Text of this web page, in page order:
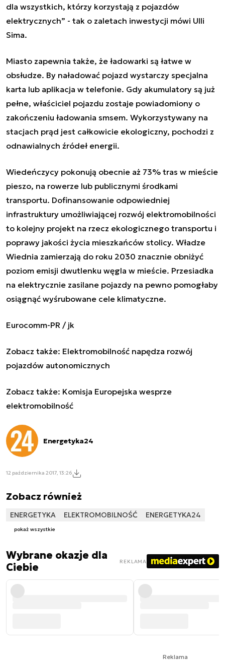
dla wszystkich, którzy korzystają z pojazdów
elektrycznych” - tak o zaletach inwestycji mówi Ulli
Sima.
Miasto zapewnia także, że ładowarki są łatwe w
obsłudze. By naładować pojazd wystarczy specjalna
karta lub aplikacja w telefonie. Gdy akumulatory są już
pełne, właściciel pojazdu zostaje powiadomiony o
zakończeniu ładowania smsem. Wykorzystywany na
stacjach prąd jest całkowicie ekologiczny, pochodzi z
odnawialnych źródeł energii.
Wiedeńczycy pokonują obecnie aż 73% tras w mieście
pieszo, na rowerze lub publicznymi środkami
transportu. Dofinansowanie odpowiedniej
infrastruktury umożliwiającej rozwój elektromobilności
to kolejny projekt na rzecz ekologicznego transportu i
poprawy jakości życia mieszkańców stolicy. Władze
Wiednia zamierzają do roku 2030 znacznie obniżyć
poziom emisji dwutlenku węgla w mieście. Przesiadka
na elektrycznie zasilane pojazdy na pewno pomogłaby
osiągnąć wyśrubowane cele klimatyczne.
Eurocomm-PR / jk
Zobacz także: Elektromobilność napędza rozwój
pojazdów autonomicznych
Zobacz także: Komisja Europejska wesprze
elektromobilność
Energetyka24
12 października 2017, 13:26
Zobacz również
ENERGETYKA ELEKTROMOBILNOŚĆ ENERGETYKA24
pokaż wszystkie
Wybrane okazje dla
Ciebie
REKLAMA
Reklama